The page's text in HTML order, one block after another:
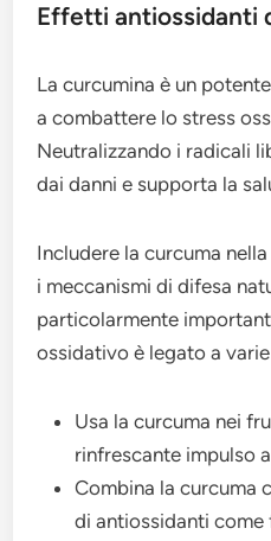
Effetti antiossidanti
La curcumina è un
a combattere lo stress
Neutralizzando i radicali
dai danni e supporta la
Includere la curcuma
i meccanismi di difesa
particolarmente
ossidativo è legato a
Usa la curcuma nei
rinfrescante impulso
Combina la curcuma
di antiossidanti